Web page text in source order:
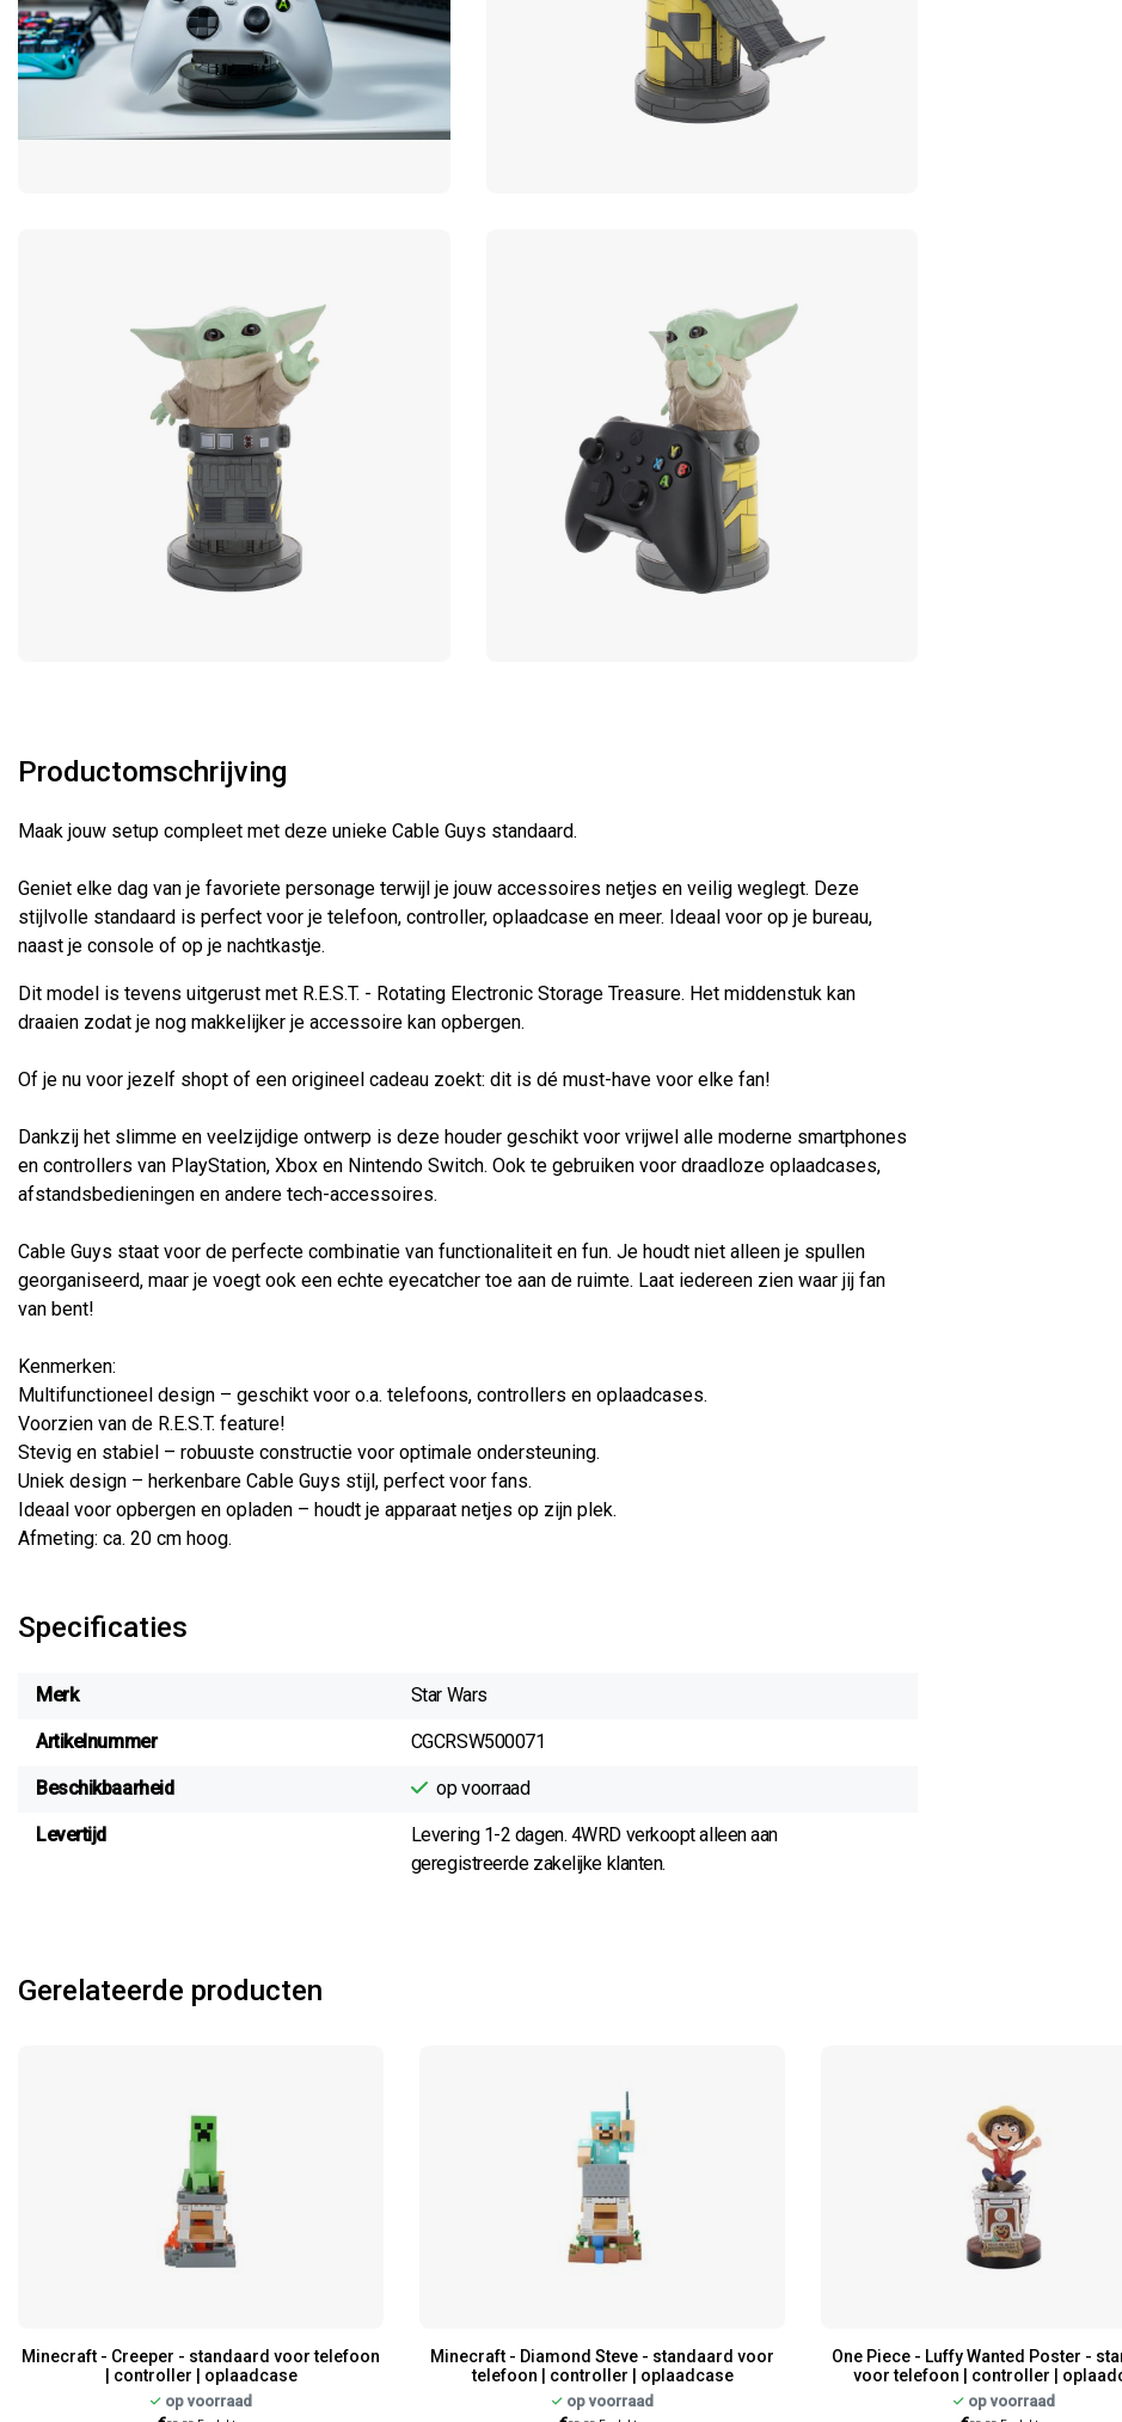
Productomschrijving
Maak jouw setup compleet met deze unieke Cable Guys standaard.
Geniet elke dag van je favoriete personage terwijl je jouw accessoires netjes en veilig weglegt. Deze
stijlvolle standaard is perfect voor je telefoon, controller, oplaadcase en meer. Ideaal voor op je bureau,
naast je console of op je nachtkastje.
Dit model is tevens uitgerust met R.E.S.T. - Rotating Electronic Storage Treasure. Het middenstuk kan
draaien zodat je nog makkelijker je accessoire kan opbergen.
Of je nu voor jezelf shopt of een origineel cadeau zoekt: dit is dé must-have voor elke fan!
Dankzij het slimme en veelzijdige ontwerp is deze houder geschikt voor vrijwel alle moderne smartphones
en controllers van PlayStation, Xbox en Nintendo Switch. Ook te gebruiken voor draadloze oplaadcases,
afstandsbedieningen en andere tech-accessoires.
Cable Guys staat voor de perfecte combinatie van functionaliteit en fun. Je houdt niet alleen je spullen
georganiseerd, maar je voegt ook een echte eyecatcher toe aan de ruimte. Laat iedereen zien waar jij fan
van bent!
Kenmerken:
Multifunctioneel design – geschikt voor o.a. telefoons, controllers en oplaadcases.
Voorzien van de R.E.S.T. feature!
Stevig en stabiel – robuuste constructie voor optimale ondersteuning.
Uniek design – herkenbare Cable Guys stijl, perfect voor fans.
Ideaal voor opbergen en opladen – houdt je apparaat netjes op zijn plek.
Afmeting: ca. 20 cm hoog.
Specificaties
Merk Star Wars
Artikelnummer CGCRSW500071
Beschikbaarheid op voorraad
Levertijd
Levering 1-2 dagen. 4WRD verkoopt alleen aan
geregistreerde zakelijke klanten.
Gerelateerde producten
Minecraft - Creeper - standaard voor telefoon
| controller | oplaadcase
op voorraad
Minecraft - Diamond Steve - standaard voor
telefoon | controller | oplaadcase
op voorraad
One Piece - Luffy Wanted Poster -
voor telefoon | controller |
op voorraad